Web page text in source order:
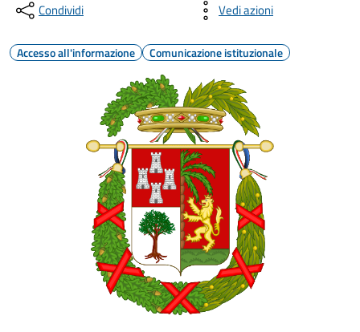
Condividi Vedi azioni
Accesso all'informazione Comunicazione istituzionale